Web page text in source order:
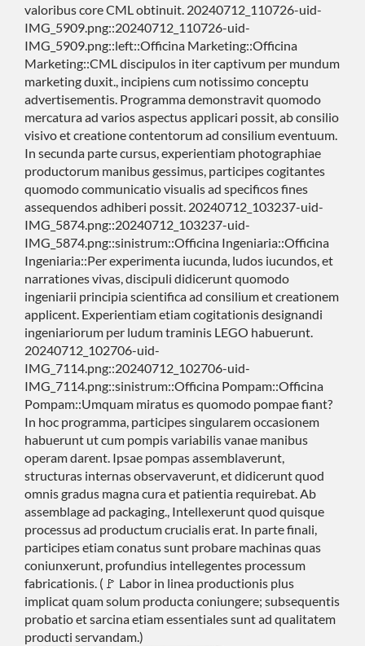
valoribus core CML obtinuit. 20240712_110726-uid-
IMG_5909.png::20240712_110726-uid-
IMG_5909.png::left::Officina Marketing::Officina
Marketing::CML discipulos in iter captivum per mundum
marketing duxit., incipiens cum notissimo conceptu
advertisementis. Programma demonstravit quomodo
mercatura ad varios aspectus applicari possit, ab consilio
visivo et creatione contentorum ad consilium eventuum.
In secunda parte cursus, experientiam photographiae
productorum manibus gessimus, participes cogitantes
quomodo communicatio visualis ad specificos fines
assequendos adhiberi possit. 20240712_103237-uid-
IMG_5874.png::20240712_103237-uid-
IMG_5874.png::sinistrum::Officina Ingeniaria::Officina
Ingeniaria::Per experimenta iucunda, ludos iucundos, et
narrationes vivas, discipuli didicerunt quomodo
ingeniarii principia scientifica ad consilium et creationem
applicent. Experientiam etiam cogitationis designandi
ingeniariorum per ludum traminis LEGO habuerunt.
20240712_102706-uid-
IMG_7114.png::20240712_102706-uid-
IMG_7114.png::sinistrum::Officina Pompam::Officina
Pompam::Umquam miratus es quomodo pompae fiant?
In hoc programma, participes singularem occasionem
habuerunt ut cum pompis variabilis vanae manibus
operam darent. Ipsae pompas assemblaverunt,
structuras internas observaverunt, et didicerunt quod
omnis gradus magna cura et patientia requirebat. Ab
assemblage ad packaging., Intellexerunt quod quisque
processus ad productum crucialis erat. In parte finali,
participes etiam conatus sunt probare machinas quas
coniunxerunt, profundius intellegentes processum
fabricationis. (🚩 Labor in linea productionis plus
implicat quam solum producta coniungere; subsequentis
probatio et sarcina etiam essentiales sunt ad qualitatem
producti servandam.)